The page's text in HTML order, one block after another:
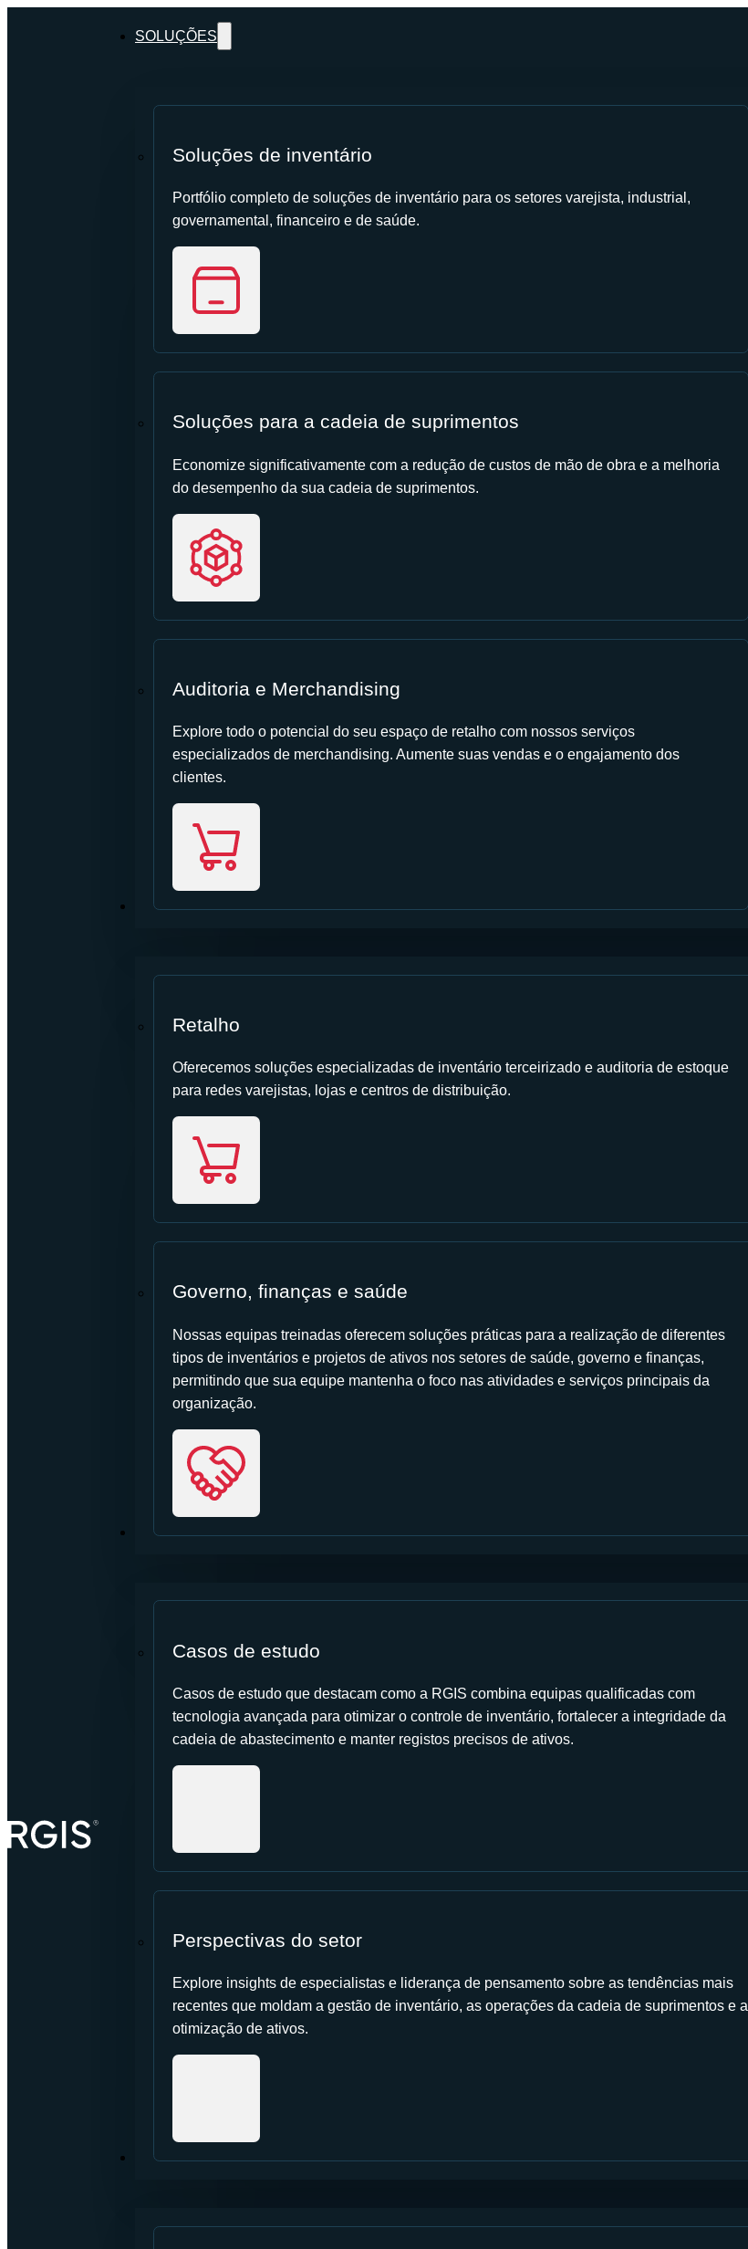
SOLUÇÕES
Soluções de inventário
Portfólio completo de soluções de inventário para os setores varejista, industrial,
governamental, financeiro e de saúde.
Soluções para a cadeia de suprimentos
Economize significativamente com a redução de custos de mão de obra e a melhoria
do desempenho da sua cadeia de suprimentos.
Auditoria e Merchandising
Explore todo o potencial do seu espaço de retalho com nossos serviços
especializados de merchandising. Aumente suas vendas e o engajamento dos
clientes.
SETOR
Retalho
Oferecemos soluções especializadas de inventário terceirizado e auditoria de estoque
para redes varejistas, lojas e centros de distribuição.
Governo, finanças e saúde
Nossas equipas treinadas oferecem soluções práticas para a realização de diferentes
tipos de inventários e projetos de ativos nos setores de saúde, governo e finanças,
permitindo que sua equipe mantenha o foco nas atividades e serviços principais da
organização.
RECURSOS
Casos de estudo
Casos de estudo que destacam como a RGIS combina equipas qualificadas com
tecnologia avançada para otimizar o controle de inventário, fortalecer a integridade da
cadeia de abastecimento e manter registos precisos de ativos.
Perspectivas do setor
Explore insights de especialistas e liderança de pensamento sobre as tendências mais
recentes que moldam a gestão de inventário, as operações da cadeia de suprimentos e a
otimização de ativos.
SOBRE NÓS